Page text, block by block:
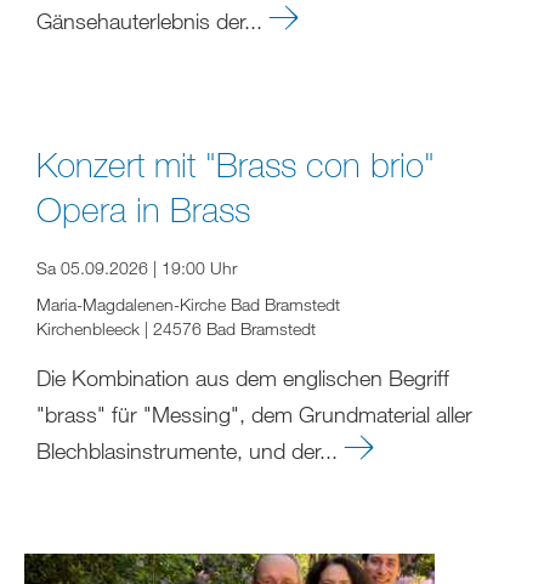
Gänsehauterlebnis der...
Konzert mit "Brass con brio"
Opera in Brass
Sa 05.09.2026 | 19:00 Uhr
Maria-Magdalenen-Kirche Bad Bramstedt
Kirchenbleeck | 24576 Bad Bramstedt
Die Kombination aus dem englischen Begriff
"brass" für "Messing", dem Grundmaterial aller
Blechblasinstrumente, und der...